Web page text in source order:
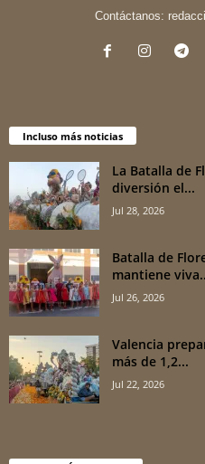
Contáctanos:
Incluso más noticias
La Batalla de
diversión el...
Jul 28, 2026
Batalla de
mantiene
Jul 26, 2026
Valencia
más de 1,2...
Jul 22, 2026